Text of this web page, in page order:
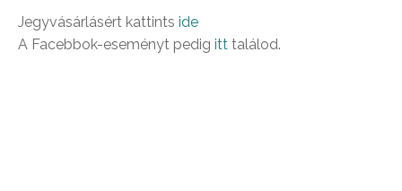
Jegyvásárlásért kattints ide
A Facebbok-eseményt pedig itt találod.